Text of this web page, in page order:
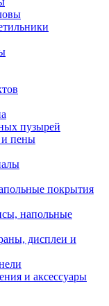
пузырей
и пены
покрытия
напольные
дисплеи и
и аксессуары